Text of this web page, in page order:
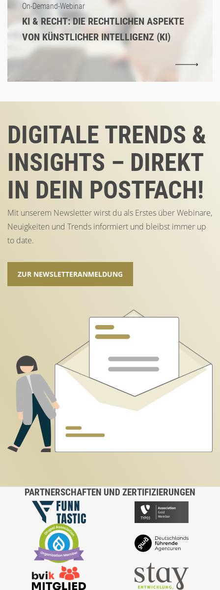
On-Demand-Webinar
KI & RECHT: DIE RECHTLICHEN ASPEKTE
VON KÜNSTLICHER INTELLIGENZ (KI)
DIGITALE TRENDS &
INSIGHTS – DIREKT
IN DEIN POSTFACH!
Mit unserem Newsletter wirst du als Erstes über Webinare,
Neuigkeiten und Trends informiert und bleibst immer up
to date.
ZUR NEWSLETTERANMELDUNG
PARTNERSCHAFTEN UND ZERTIFIZIERUNGEN